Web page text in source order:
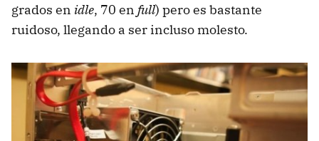
grados en idle, 70 en full) pero es bastante
ruidoso, llegando a ser incluso molesto.